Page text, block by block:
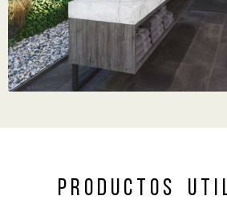
P R O D U C T O S U T I